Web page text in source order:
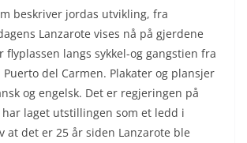
beskriver jordas utvikling, fra
Lanzarote vises nå på gjerdene
flyplassen langs sykkel-og gangstien fra
Puerto del Carmen. Plakater og plansjer
og engelsk. Det er regjeringen på
har laget utstillingen som et ledd i
at det er 25 år siden Lanzarote ble